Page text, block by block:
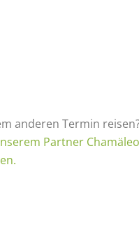
anderen Termin
Partner